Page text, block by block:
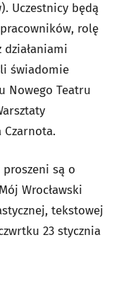
Uczestnicy będą
rolę
świadomie
Nowego Teatru
są o
Wrocławski
tekstowej
23 stycznia